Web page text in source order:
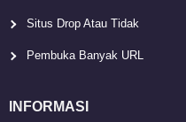
Situs Drop Atau Tidak
Pembuka Banyak URL
INFORMASI